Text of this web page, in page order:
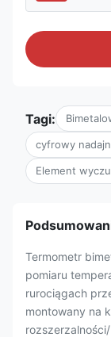
Tagi:
cyfrowy
Element
Termometr
pomiaru
rurociągach
montowany na